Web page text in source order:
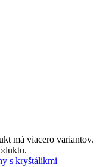
má viacero variantov.
s kryštálikmi